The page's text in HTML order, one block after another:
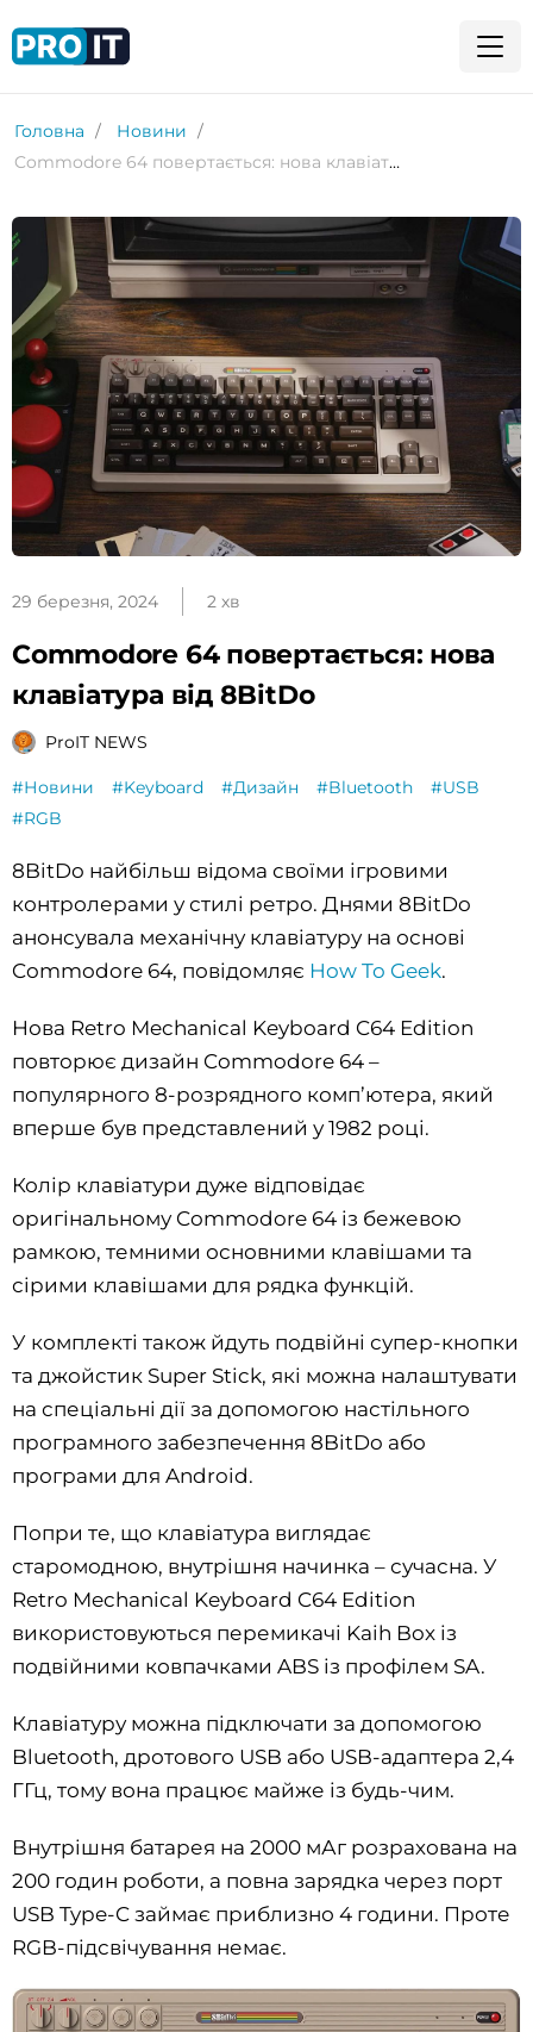
Головна
Новини
Commodore 64 повертається: нова клавіатура від 8BitDo
29 березня, 2024 2 хв
Commodore 64 повертається: нова
клавіатура від 8BitDo
ProIT NEWS
#Новини #Keyboard #Дизайн #Bluetooth
#USB
#RGB
8BitDo найбільш відома своїми ігровими
контролерами у стилі ретро. Днями 8BitDo
анонсувала механічну клавіатуру на основі
Commodore 64, повідомляє How To Geek.
Нова Retro Mechanical Keyboard C64 Edition
повторює дизайн Commodore 64 –
популярного 8-розрядного комп’ютера, який
вперше був представлений у 1982 році.
Колір клавіатури дуже відповідає
оригінальному Commodore 64 із бежевою
рамкою, темними основними клавішами та
сірими клавішами для рядка функцій.
У комплекті також йдуть подвійні супер-кнопки
та джойстик Super Stick, які можна налаштувати
на спеціальні дії за допомогою настільного
програмного забезпечення 8BitDo або
програми для Android.
Попри те, що клавіатура виглядає
старомодною, внутрішня начинка – сучасна. У
Retro Mechanical Keyboard C64 Edition
використовуються перемикачі Kaih Box із
подвійними ковпачками ABS із профілем SA.
Клавіатуру можна підключати за допомогою
Bluetooth, дротового USB або USB-адаптера 2,4
ГГц, тому вона працює майже із будь-чим.
Внутрішня батарея на 2000 мАг розрахована на
200 годин роботи, а повна зарядка через порт
USB Type-C займає приблизно 4 години. Проте
RGB-підсвічування немає.